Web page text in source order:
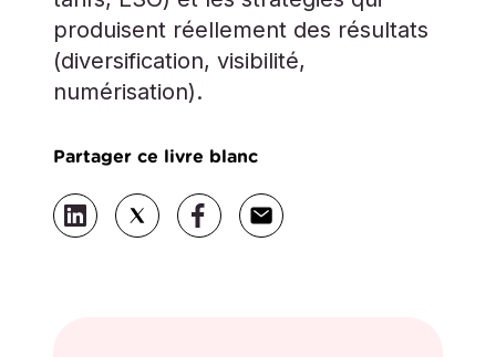
produisent réellement des résultats
(diversification, visibilité,
numérisation).
Partager ce livre blanc